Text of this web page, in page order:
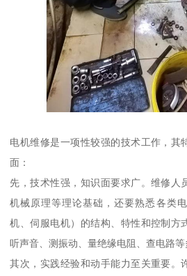
电机维修是一项性较强的技术工作，其
面：
先，技术性强，知识面要求广。维修人
机械原理等理论基础，还要熟悉各类
机、伺服电机）的结构、特性和控制方
听声音、测振动、量绝缘电阻、查电路等
其次，实践经验和动手能力至关重要。